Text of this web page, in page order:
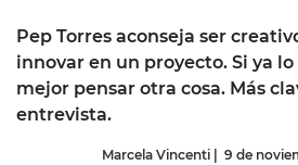
Pep Torres aconseja ser
innovar en un proyecto. Si ya
mejor pensar otra cosa. Más
entrevista.
Marcela Vincenti| 9 de